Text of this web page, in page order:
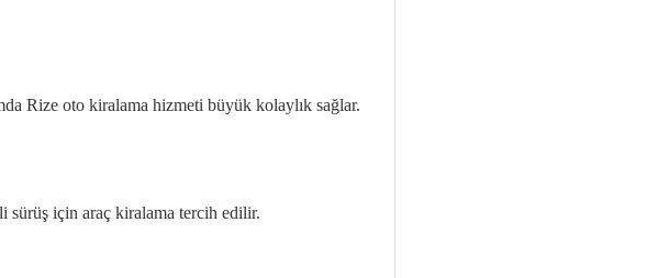
Rize oto kiralama hizmeti büyük kolaylık sağlar.
sürüş için araç kiralama tercih edilir.